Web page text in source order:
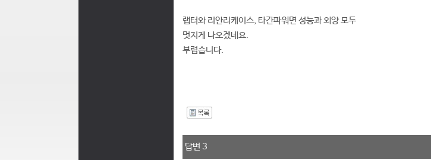
랩터와 리안리케이스, 타간파워면 성능과 외양 모두
멋지게 나오겠네요.
부럽습니다.
답변 3